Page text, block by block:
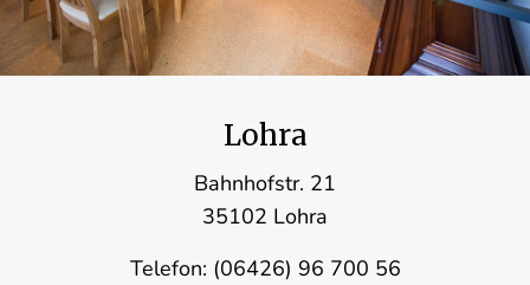
Lohra
Bahnhofstr. 21
35102 Lohra
Telefon: (06426) 96 700 56